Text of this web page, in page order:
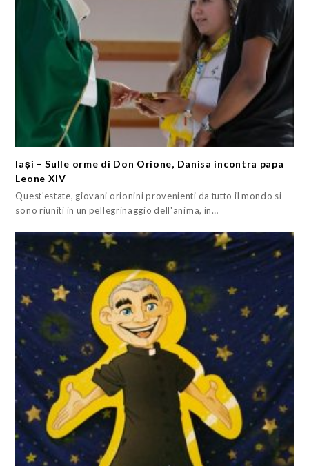
Iași – Sulle orme di Don Orione, Danisa incontra papa
Leone XIV
Quest'estate, giovani orionini provenienti da tutto il mondo si
sono riuniti in un pellegrinaggio dell'anima, in…